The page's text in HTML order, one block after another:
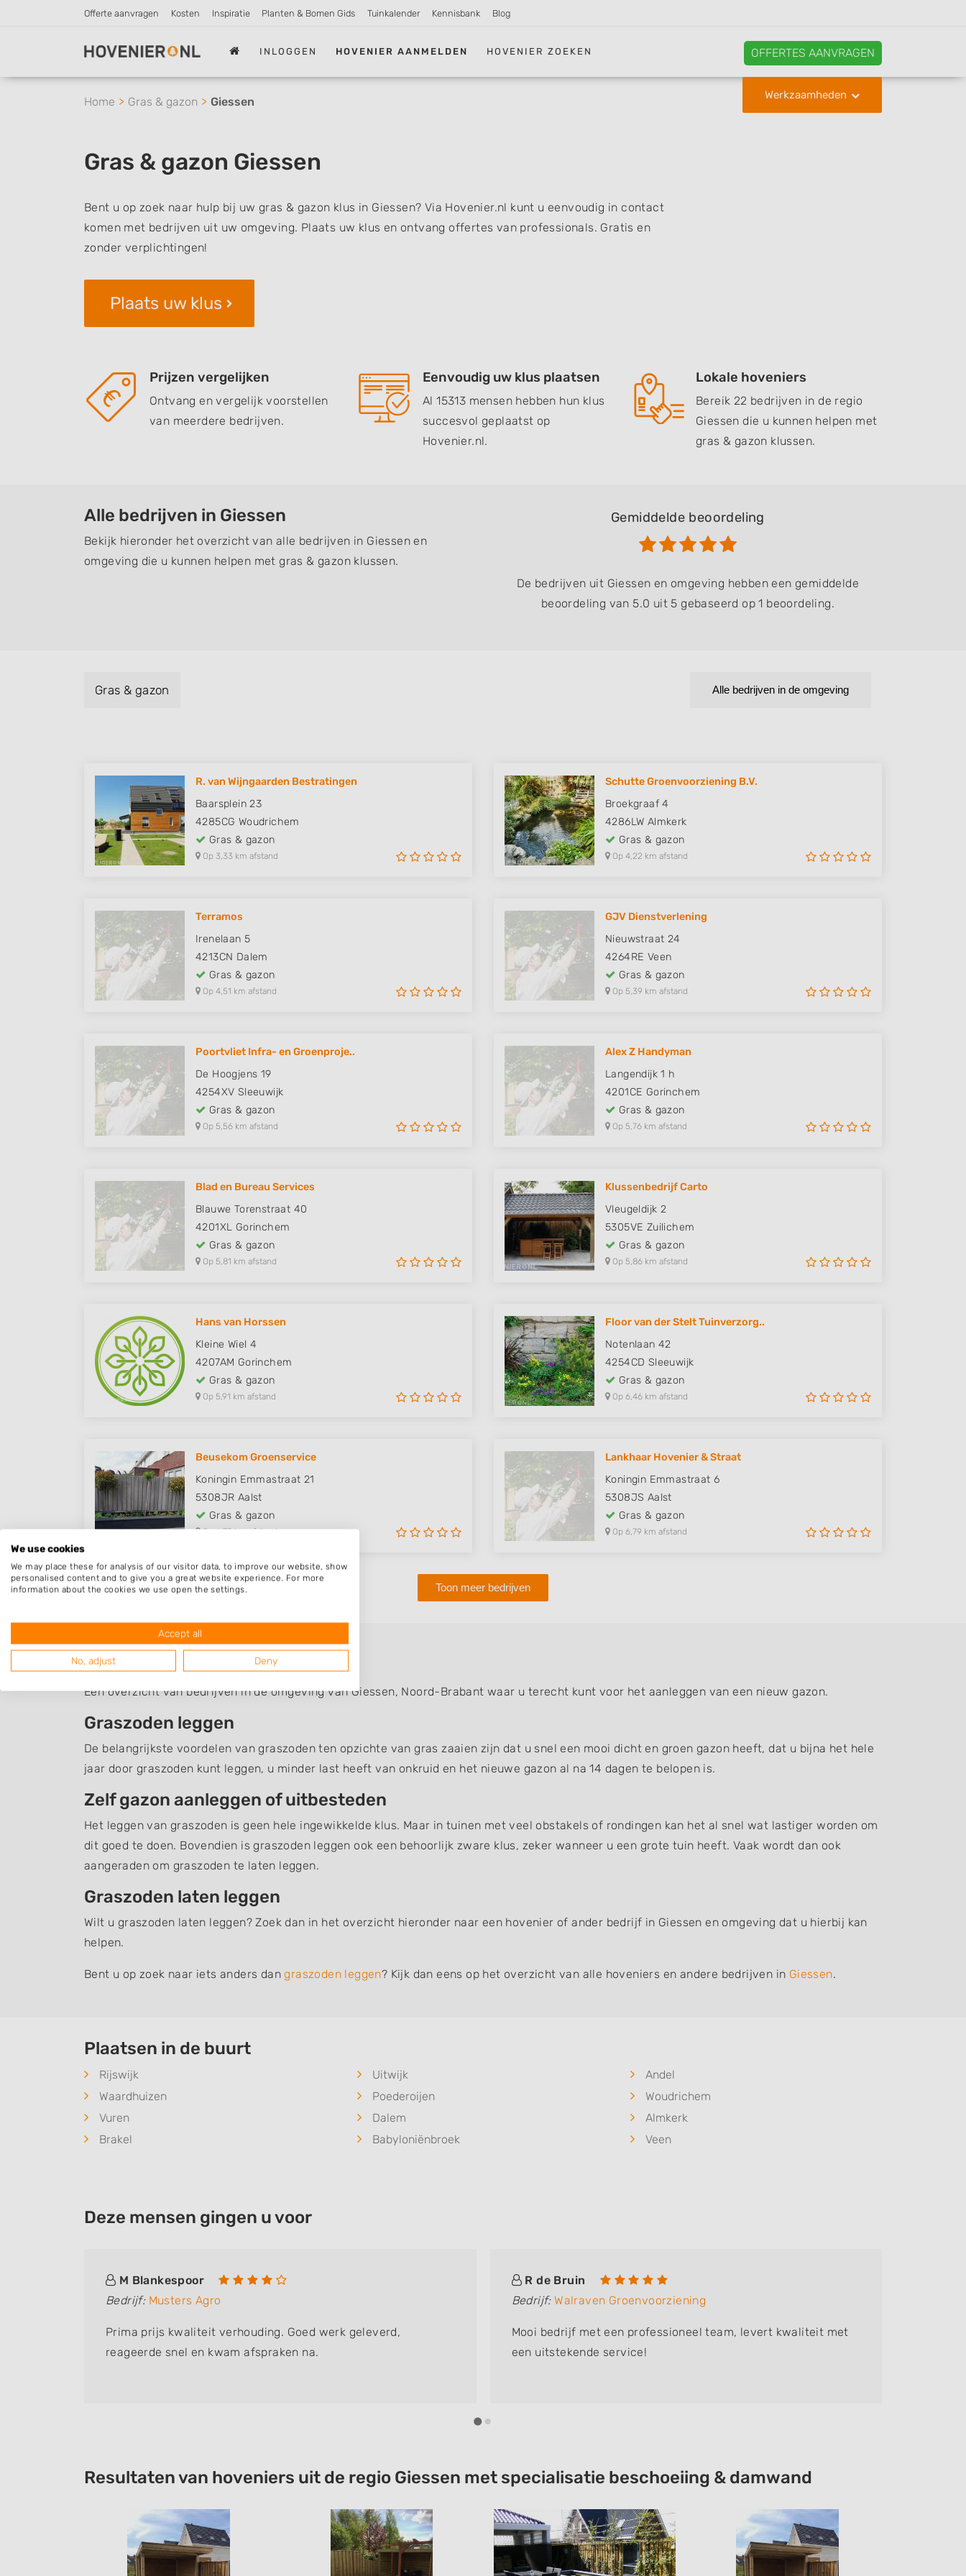
Offerte aanvragen Kosten Inspiratie Planten & Bomen Gids Tuinkalender Kennisbank Blog
INLOGGEN HOVENIER AANMELDEN HOVENIER ZOEKEN OFFERTES AANVRAGEN
Werkzaamheden
Home Gras & gazon Giessen
Gras & gazon Giessen
Bent u op zoek naar hulp bij uw gras & gazon klus in Giessen? Via Hovenier.nl kunt u eenvoudig in contact
komen met bedrijven uit uw omgeving. Plaats uw klus en ontvang offertes van professionals. Gratis en
zonder verplichtingen!
Plaats uw klus
Prijzen vergelijken
Ontvang en vergelijk voorstellen
van meerdere bedrijven.
Eenvoudig uw klus plaatsen
Al 15313 mensen hebben hun klus
succesvol geplaatst op
Hovenier.nl.
Lokale hoveniers
Bereik 22 bedrijven in de regio
Giessen die u kunnen helpen met
gras & gazon klussen.
Alle bedrijven in Giessen
Bekijk hieronder het overzicht van alle bedrijven in Giessen en
omgeving die u kunnen helpen met gras & gazon klussen.
Gemiddelde beoordeling
De bedrijven uit Giessen en omgeving hebben een gemiddelde
beoordeling van 5.0 uit 5 gebaseerd op 1 beoordeling.
Gras & gazon Alle bedrijven in de omgeving
R. van Wijngaarden Bestratingen
Baarsplein 23
4285CG Woudrichem
Gras & gazon
Op 3,33 km afstand
Schutte Groenvoorziening B.V.
Broekgraaf 4
4286LW Almkerk
Gras & gazon
Op 4,22 km afstand
Terramos
Irenelaan 5
4213CN Dalem
Gras & gazon
Op 4,51 km afstand
GJV Dienstverlening
Nieuwstraat 24
4264RE Veen
Gras & gazon
Op 5,39 km afstand
Poortvliet Infra- en Groenproje..
De Hoogjens 19
4254XV Sleeuwijk
Gras & gazon
Op 5,56 km afstand
Alex Z Handyman
Langendijk 1 h
4201CE Gorinchem
Gras & gazon
Op 5,76 km afstand
Blad en Bureau Services
Blauwe Torenstraat 40
4201XL Gorinchem
Gras & gazon
Op 5,81 km afstand
Klussenbedrijf Carto
Vleugeldijk 2
5305VE Zuilichem
Gras & gazon
Op 5,86 km afstand
Hans van Horssen
Kleine Wiel 4
4207AM Gorinchem
Gras & gazon
Op 5,91 km afstand
Floor van der Stelt Tuinverzorg..
Notenlaan 42
4254CD Sleeuwijk
Gras & gazon
Op 6,46 km afstand
Beusekom Groenservice
Koningin Emmastraat 21
5308JR Aalst
Gras & gazon
Op 6,75 km afstand
Lankhaar Hovenier & Straat
Koningin Emmastraat 6
5308JS Aalst
Gras & gazon
Op 6,79 km afstand
Toon meer bedrijven
Graszoden Giessen
Een overzicht van bedrijven in de omgeving van Giessen, Noord-Brabant waar u terecht kunt voor het aanleggen van een nieuw gazon.
Graszoden leggen
De belangrijkste voordelen van graszoden ten opzichte van gras zaaien zijn dat u snel een mooi dicht en groen gazon heeft, dat u bijna het hele
jaar door graszoden kunt leggen, u minder last heeft van onkruid en het nieuwe gazon al na 14 dagen te belopen is.
Zelf gazon aanleggen of uitbesteden
Het leggen van graszoden is geen hele ingewikkelde klus. Maar in tuinen met veel obstakels of rondingen kan het al snel wat lastiger worden om
dit goed te doen. Bovendien is graszoden leggen ook een behoorlijk zware klus, zeker wanneer u een grote tuin heeft. Vaak wordt dan ook
aangeraden om graszoden te laten leggen.
Graszoden laten leggen
Wilt u graszoden laten leggen? Zoek dan in het overzicht hieronder naar een hovenier of ander bedrijf in Giessen en omgeving dat u hierbij kan
helpen.
Bent u op zoek naar iets anders dangraszoden leggen? Kijk dan eens op het overzicht van alle hoveniers en andere bedrijven in Giessen.
Plaatsen in de buurt
Rijswijk Uitwijk
Andel
Waardhuizen
Poederoijen
Woudrichem
Vuren
Dalem
Almkerk
Brakel
Babyloniënbroek Veen
Deze mensen gingen u voor
M Blankespoor
Bedrijf: Musters Agro
Prima prijs kwaliteit verhouding. Goed werk geleverd,
reageerde snel en kwam afspraken na.
R de Bruin
Bedrijf: Walraven Groenvoorziening
Mooi bedrijf met een professioneel team, levert kwaliteit met
een uitstekende service!
Resultaten van hoveniers uit de regio Giessen met specialisatie beschoeiing & damwand
We use cookies
We may place these for analysis of our visitor data, to improve our website, show
personalised content and to give you a great website experience. For more
information about the cookies we use open the settings.
Accept all
No, adjust Deny